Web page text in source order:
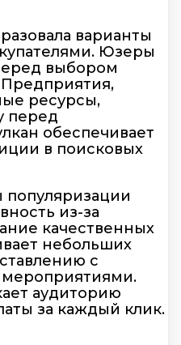
варианты
Юзеры
выбором
Предприятия,
ресурсы,
перед
обеспечивает
в поисковых
из-за
качественных
небольших
с
аудиторию
за каждый клик.